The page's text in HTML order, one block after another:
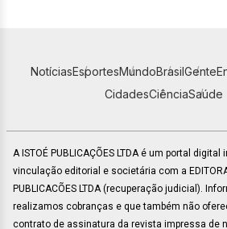
NotíciasEsportesMundoBrasilGente
CidadesCiênciaSaúde
A ISTOÉ PUBLICAÇÕES LTDA é um portal
vinculação editorial e societária com a EDITORA
PUBLICACÕES LTDA (recuperação judicial).
realizamos cobranças e que também não
contrato de assinatura da revista impressa de